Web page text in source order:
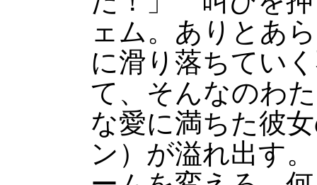
ェム。ありとあ
に滑り落ちてい
て、そんなのわ
な愛に満ちた彼
ン）が溢れ出す